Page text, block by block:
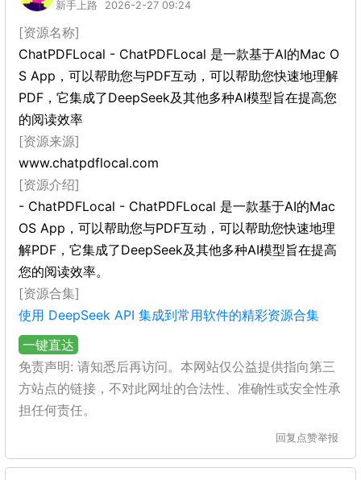
新手上路 2026-2-27 09:24
[资源名称]
ChatPDFLocal - ChatPDFLocal 是一款基于AI的Mac O
S App，可以帮助您与PDF互动，可以帮助您快速地理解
PDF，它集成了DeepSeek及其他多种AI模型旨在提高您
的阅读效率
[资源来源]
www.chatpdflocal.com
[资源介绍]
- ChatPDFLocal - ChatPDFLocal 是一款基于AI的Mac
OS App，可以帮助您与PDF互动，可以帮助您快速地理
解PDF，它集成了DeepSeek及其他多种AI模型旨在提高
您的阅读效率。
[资源合集]
使用 DeepSeek API 集成到常用软件的精彩资源合集
一键直达
免责声明: 请知悉后再访问。本网站仅公益提供指向第三
方站点的链接，不对此网址的合法性、准确性或安全性承
担任何责任。
回复 点赞举报